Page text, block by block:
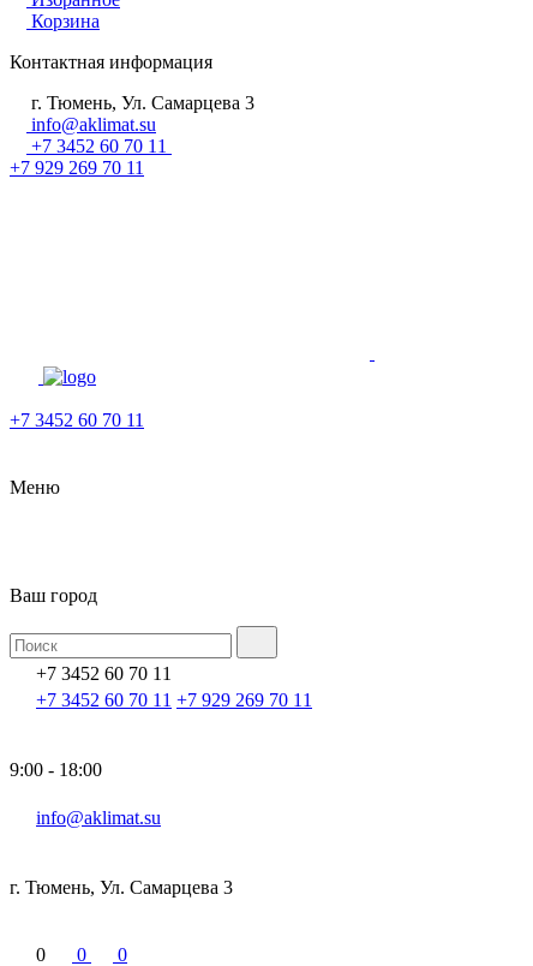
Корзина
Контактная информация
г. Тюмень, Ул. Самарцева 3
info@aklimat.su
+7 3452 60 70 11
+7 929 269 70 11
+7 3452 60 70 11
Меню
Ваш город
+7 3452 60 70 11
+7 3452 60 70 11 +7 929 269 70 11
9:00 - 18:00
info@aklimat.su
г. Тюмень, Ул. Самарцева 3
0 0
0